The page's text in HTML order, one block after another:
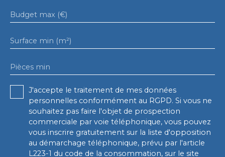
Budget max (€)
Surface min (m²)
Pièces min
J'accepte le traitement de mes données
personnelles conformément au RGPD. Si vous ne
souhaitez pas faire l'objet de prospection
commerciale par voie téléphonique, vous pouvez
vous inscrire gratuitement sur la liste d'opposition
au démarchage téléphonique, prévu par l'article
L223-1 du code de la consommation, sur le site